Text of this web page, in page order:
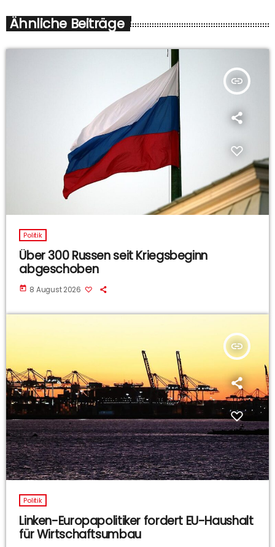
Ähnliche Beiträge
insert_link
Politik
Über 300 Russen seit Kriegsbeginn
abgeschoben
today 8 August 2026
insert_link
Politik
Linken-Europapolitiker fordert EU-Haushalt
für Wirtschaftsumbau